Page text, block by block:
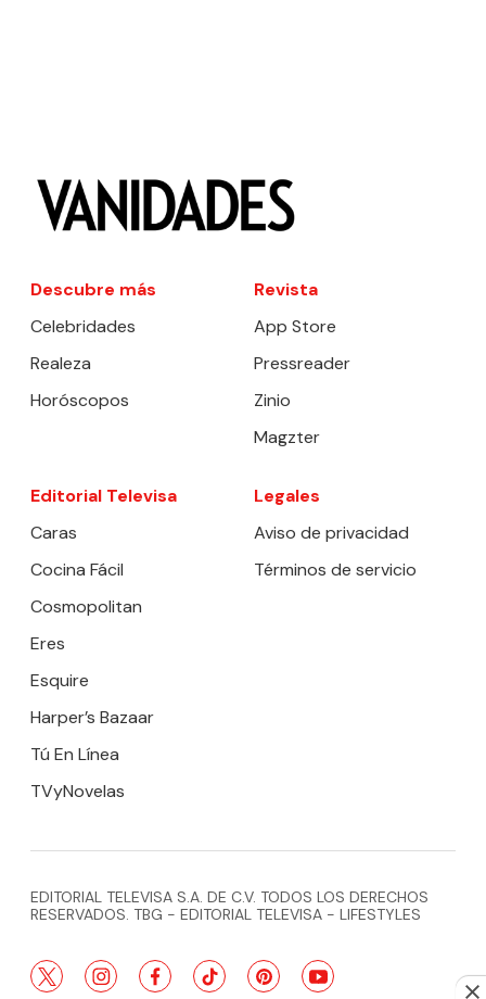
Descubre más
Celebridades
Realeza
Horóscopos
Revista
App Store
Pressreader
Zinio
Magzter
Editorial Televisa
Caras
Cocina Fácil
Cosmopolitan
Eres
Esquire
Harper’s Bazaar
Tú En Línea
TVyNovelas
Legales
Aviso de privacidad
Términos de servicio
EDITORIAL TELEVISA S.A. DE C.V. TODOS LOS DERECHOS
RESERVADOS. TBG - EDITORIAL TELEVISA - LIFESTYLES
twitterinstagramfacebooktiktokpinterestyoutube